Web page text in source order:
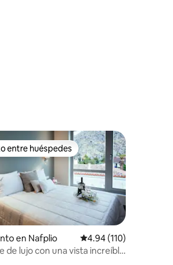
de 5, 212 reseñas
huéspedes preferido
entre huéspedes
en Nafplio Calificación promedio:
4.94 (110)
de lujo con una vista increíble